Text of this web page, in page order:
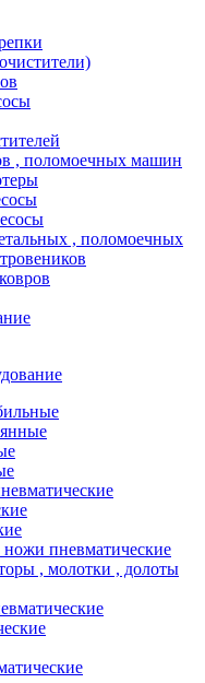
, поломоечных машин
, поломоечных
пневматические
, молотки , долоты